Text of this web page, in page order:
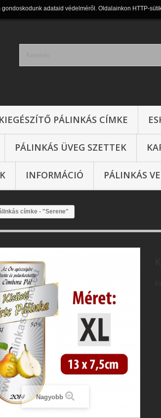
KIEGÉSZÍTŐ PÁLINKÁS CÍMKE
PÁLINKÁS ÜVEG SZETTEK
INFORMÁCIÓ PÁLINKÁS
adataid védelméről. Oldalainkon HTTP-
címke - "Serene"
Nagyobb